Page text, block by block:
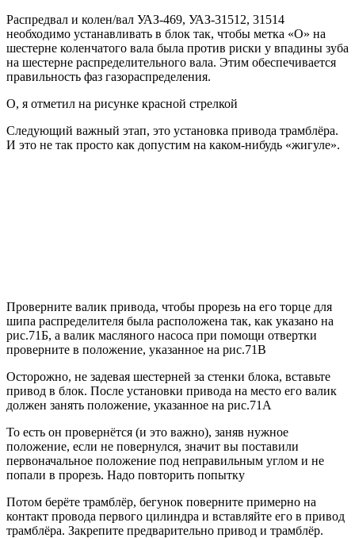
Распредвал и колен/вал УАЗ-469, УАЗ-31512, 31514
необходимо устанавливать в блок так, чтобы метка «О» на
шестерне коленчатого вала была против риски у впадины зуба
на шестерне распределительного вала. Этим обеспечивается
правильность фаз газораспределения.
О, я отметил на рисунке красной стрелкой
Следующий важный этап, это установка привода трамблёра.
И это не так просто как допустим на каком-нибудь «жигуле».
Проверните валик привода, чтобы прорезь на его торце для
шипа распределителя была расположена так, как указано на
рис.71Б, а валик масляного насоса при помощи отвертки
проверните в положение, указанное на рис.71В
Осторожно, не задевая шестерней за стенки блока, вставьте
привод в блок. После установки привода на место его валик
должен занять положение, указанное на рис.71А
То есть он провернётся (и это важно), заняв нужное
положение, если не повернулся, значит вы поставили
первоначальное положение под неправильным углом и не
попали в прорезь. Надо повторить попытку
Потом берёте трамблёр, бегунок поверните примерно на
контакт провода первого цилиндра и вставляйте его в привод
трамблёра. Закрепите предварительно привод и трамблёр.